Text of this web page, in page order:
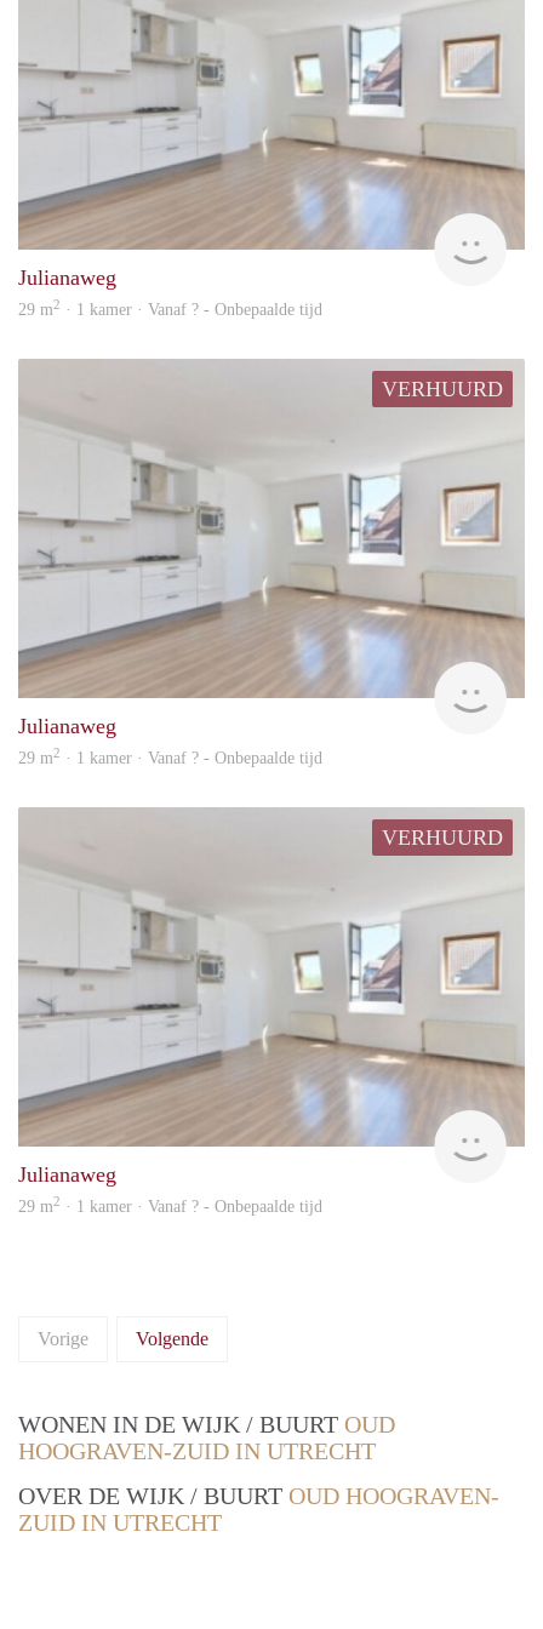
Julianaweg
29 m2 · 1 kamer · Vanaf ? - Onbepaalde tijd
VERHUURD
Julianaweg
29 m2 · 1 kamer · Vanaf ? - Onbepaalde tijd
VERHUURD
Julianaweg
29 m2 · 1 kamer · Vanaf ? - Onbepaalde tijd
Vorige Volgende
WONEN IN DE WIJK / BUURT OUD
HOOGRAVEN-ZUID IN UTRECHT
OVER DE WIJK / BUURT OUD HOOGRAVEN-
ZUID IN UTRECHT